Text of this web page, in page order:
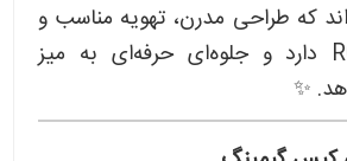
که طراحی مدرن، تهویه مناسب و
ظاهر جذاب RGB دارد و جلوه‌ای حرفه‌ای به میز
✨